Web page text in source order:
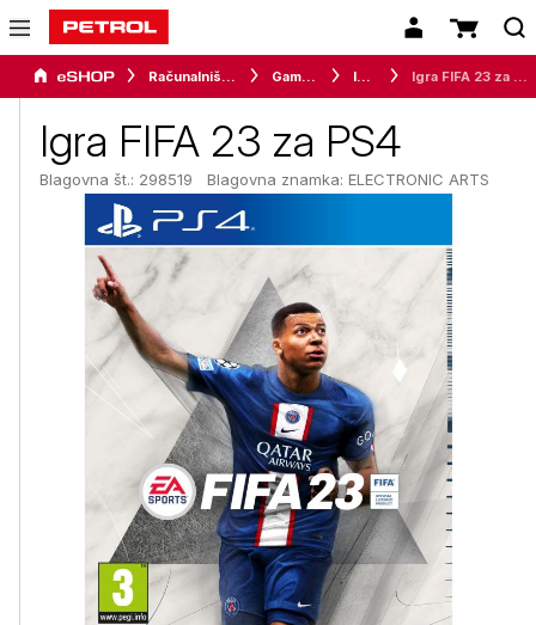
Računalništvo Gaming Igre
Igra FIFA 23 za PS4
Blagovna št.: 298519 Blagovna znamka: ELECTRONIC ARTS